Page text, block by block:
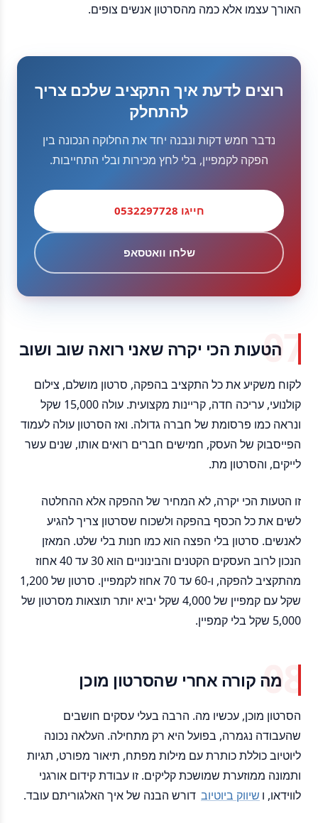
האורך עצמו אלא כמה מהסרטון אנשים צופים.
רוצים לדעת איך התקציב שלכם צריך
להתחלק
נדבר חמש דקות ונבנה יחד את החלוקה הנכונה בין
הפקה לקמפיין, בלי לחץ מכירות ובלי התחייבות.
חייגו 0532297728
שלחו וואטסאפ
הטעות הכי יקרה שאני רואה שוב ושוב
לקוח משקיע את כל התקציב בהפקה, סרטון מושלם, צילום
קולנועי, עריכה חדה, קריינות מקצועית. עולה 15,000 שקל
ונראה כמו פרסומת של חברה גדולה. ואז הסרטון עולה לעמוד
הפייסבוק של העסק, חמישים חברים רואים אותו, שנים עשר
לייקים, והסרטון מת.
זו הטעות הכי יקרה, לא המחיר של ההפקה אלא ההחלטה
לשים את כל הכסף בהפקה ולשכוח שסרטון צריך להגיע
לאנשים. סרטון בלי הפצה הוא כמו חנות בלי שלט. המאזן
הנכון לרוב העסקים הקטנים והבינוניים הוא 30 עד 40 אחוז
מהתקציב להפקה, ו-60 עד 70 אחוז לקמפיין. סרטון של 1,200
שקל עם קמפיין של 4,000 שקל יביא יותר תוצאות מסרטון של
5,000 שקל בלי קמפיין.
מה קורה אחרי שהסרטון מוכן
הסרטון מוכן, עכשיו מה. הרבה בעלי עסקים חושבים
שהעבודה נגמרה, בפועל היא רק מתחילה. העלאה נכונה
ליוטיוב כוללת כותרת עם מילות מפתח, תיאור מפורט, תגיות
ותמונה ממוזערת שמושכת קליקים. זו עבודת קידום אורגני
לווידאו, ו שיווק ביוטיוב דורש הבנה של איך האלגוריתם עובד.